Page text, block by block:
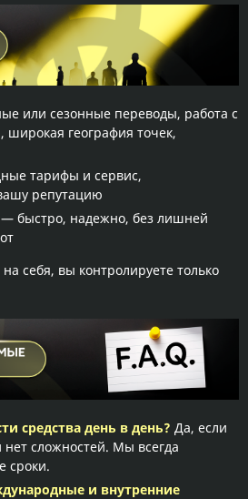
или сезонные переводы, работа с
география точек,
тарифы и сервис,
репутацию
— быстро, надежно, без лишней
себя, вы контролируете только
средства день в день? Да, если
сложностей. Мы всегда
сроки.
и внутренние